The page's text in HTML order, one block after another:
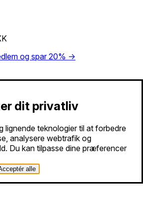
og spar 20% →
dit privatliv
lignende teknologier til at forbedre
analysere webtrafik og
Du kan tilpasse dine præferencer
alle